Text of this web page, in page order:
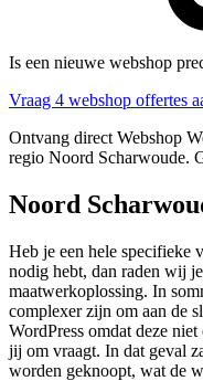
Is een nieuwe webshop
Vraag 4 webshop offertes
Ontvang direct Webshop
regio Noord Scharwoude.
Noord
Heb je een hele specifieke
nodig hebt, dan raden wij
maatwerkoplossing. In
complexer zijn om aan de
WordPress omdat deze
jij om vraagt. In dat geval
worden geknoopt, wat de